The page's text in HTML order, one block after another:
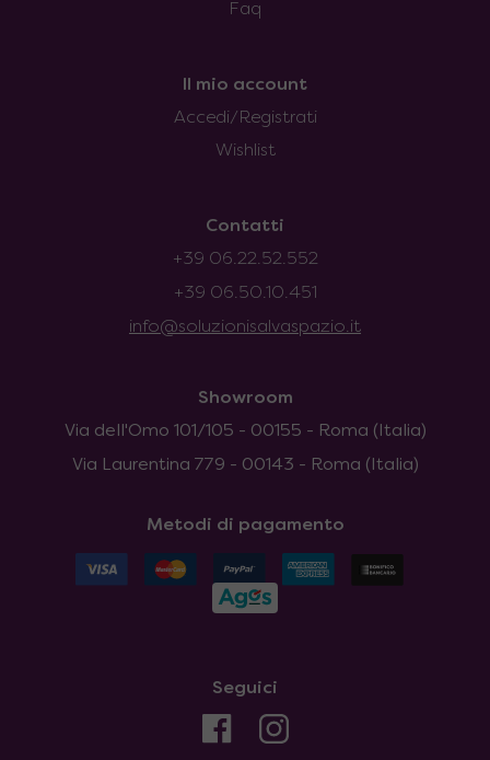
Faq
Il mio account
Accedi/Registrati
Wishlist
Contatti
+39 06.22.52.552
+39 06.50.10.451
info@soluzionisalvaspazio.it
Showroom
Via dell'Omo 101/105 - 00155 - Roma (Italia)
Via Laurentina 779 - 00143 - Roma (Italia)
Metodi di pagamento
Seguici